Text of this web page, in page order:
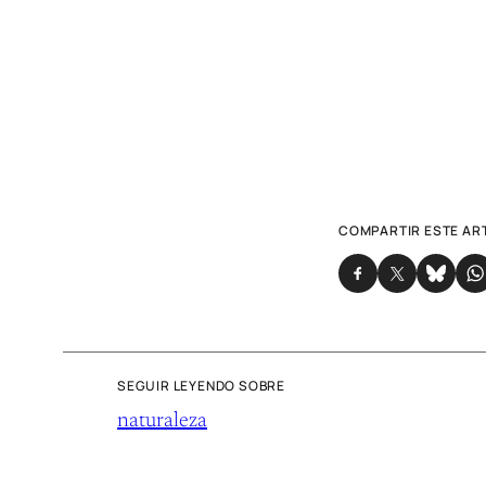
COMPARTIR ESTE
SEGUIR LEYENDO SOBRE
naturaleza